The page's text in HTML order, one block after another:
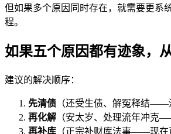
但如果多个原因同时存在，就需要更系
程。
如果五个原因都有迹象，
建议的解决顺序：
先清债 （还受生债、解冤释结——
再化解 （安太岁、处理流年冲克
再补库 （正宗补财库法事——现在